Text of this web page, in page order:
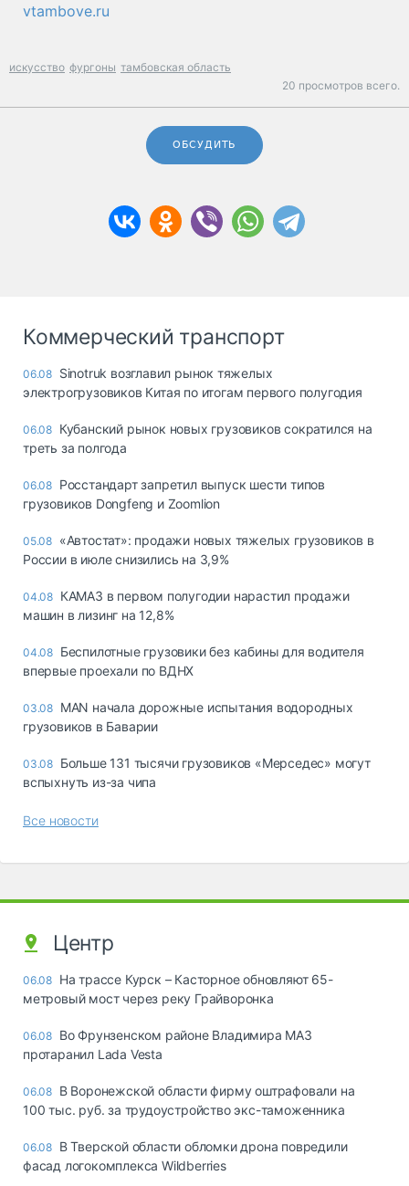
vtambove.ru
искусство фургоны тамбовская область
20 просмотров всего.
ОБСУДИТЬ
Коммерческий транспорт
06.08 Sinotruk возглавил рынок тяжелых
электрогрузовиков Китая по итогам первого полугодия
06.08 Кубанский рынок новых грузовиков сократился на
треть за полгода
06.08 Росстандарт запретил выпуск шести типов
грузовиков Dongfeng и Zoomlion
05.08 «Автостат»: продажи новых тяжелых грузовиков в
России в июле снизились на 3,9%
04.08 КАМАЗ в первом полугодии нарастил продажи
машин в лизинг на 12,8%
04.08 Беспилотные грузовики без кабины для водителя
впервые проехали по ВДНХ
03.08 MAN начала дорожные испытания водородных
грузовиков в Баварии
03.08 Больше 131 тысячи грузовиков «Мерседес» могут
вспыхнуть из-за чипа
Все новости
Центр
06.08 На трассе Курск – Касторное обновляют 65-
метровый мост через реку Грайворонка
06.08 Во Фрунзенском районе Владимира МАЗ
протаранил Lada Vesta
06.08 В Воронежской области фирму оштрафовали на
100 тыс. руб. за трудоустройство экс-таможенника
06.08 В Тверской области обломки дрона повредили
фасад логокомплекса Wildberries